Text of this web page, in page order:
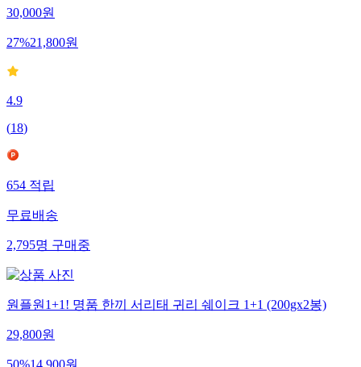
30,000원
27%21,800원
4.9
(18)
654적립
무료배송
2,795명구매중
원플원1+1! 명품 한끼 서리태 귀리 쉐이크 1+1 (200gx2봉)
29,800원